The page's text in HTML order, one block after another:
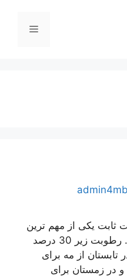
فهرست
یکی از مهم ترین
عوامل در گلخانه ها می باشد. رطوبت زیر 30 درصد
از مه برای
در زمستان برای